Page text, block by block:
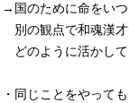
→国のために命をいつ
別の観点で和魂漢
どのように活かして
・同じことをやって